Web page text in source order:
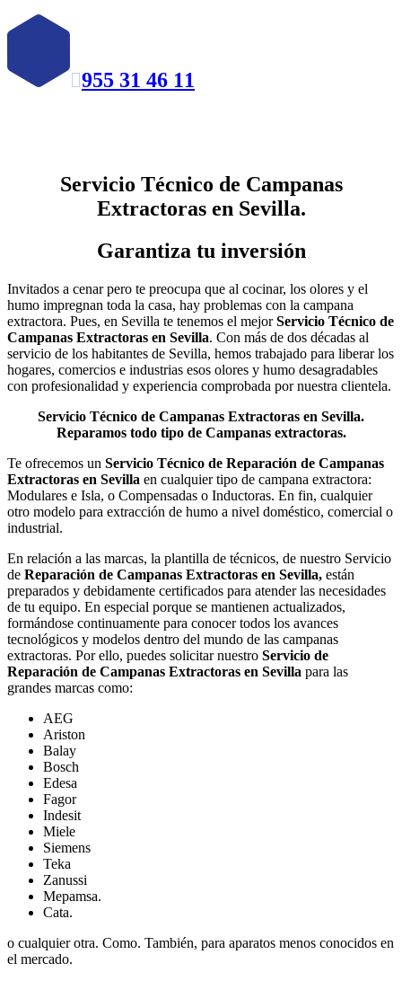
955 31 46 11
Servicio Técnico de Campanas
Extractoras en Sevilla.
Garantiza tu inversión
Invitados a cenar pero te preocupa que al cocinar, los olores y el
humo impregnan toda la casa, hay problemas con la campana
extractora. Pues, en Sevilla te tenemos el mejorServicio Técnico de
Campanas Extractoras en Sevilla. Con más de dos décadas al
servicio de los habitantes de Sevilla, hemos trabajado para liberar los
hogares, comercios e industrias esos olores y humo desagradables
con profesionalidad y experiencia comprobada por nuestra clientela.
Servicio Técnico de Campanas Extractoras en Sevilla.
Reparamos todo tipo de Campanas extractoras.
Te ofrecemos un Servicio Técnico de Reparación de Campanas
Extractoras en Sevilla en cualquier tipo de campana extractora:
Modulares e Isla, o Compensadas o Inductoras. En fin, cualquier
otro modelo para extracción de humo a nivel doméstico, comercial o
industrial.
En relación a las marcas, la plantilla de técnicos, de nuestro Servicio
de Reparación de Campanas Extractoras en Sevilla, están
preparados y debidamente certificados para atender las necesidades
de tu equipo. En especial porque se mantienen actualizados,
formándose continuamente para conocer todos los avances
tecnológicos y modelos dentro del mundo de las campanas
extractoras. Por ello, puedes solicitar nuestro Servicio de
Reparación de Campanas Extractoras en Sevilla para las
grandes marcas como:
AEG
Ariston
Balay
Bosch
Edesa
Fagor
Indesit
Miele
Siemens
Teka
Zanussi
Mepamsa.
Cata.
o cualquier otra. Como. También, para aparatos menos conocidos en
el mercado.